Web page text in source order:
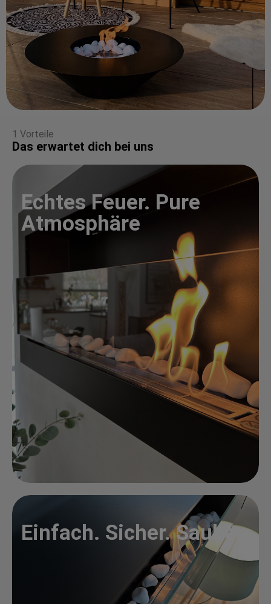
1 Vorteile
Das erwartet dich bei uns
Echtes Feuer. Pure
Atmosphäre
Einfach. Sicher. Sauber